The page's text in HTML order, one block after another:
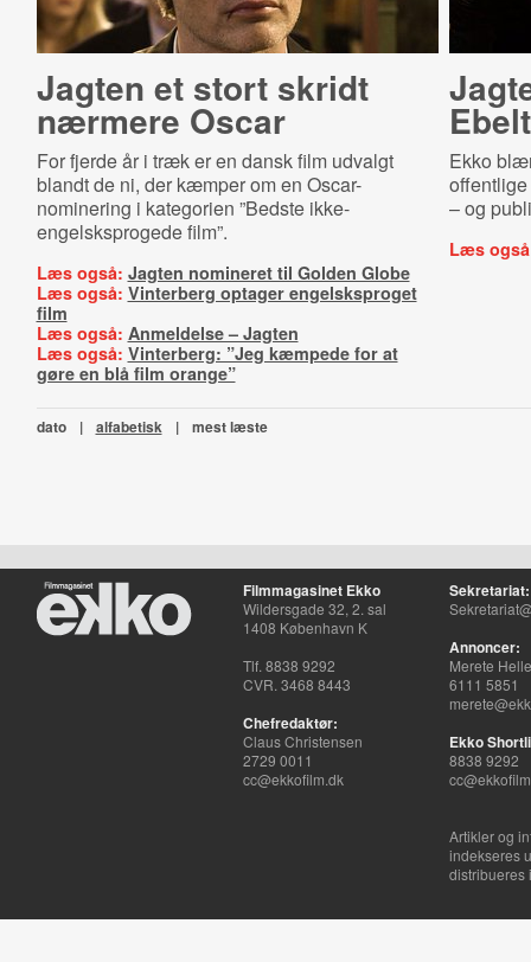
Jagten et stort skridt
nærmere Oscar
For fjerde år i træk er en dansk film udvalgt
blandt de ni, der kæmper om en Oscar-
nominering i kategorien ”Bedste ikke-
engelsksprogede film”.
Læs også: Jagten nomineret til Golden Globe
Læs også: Vinterberg optager engelsksproget
film
Læs også: Anmeldelse – Jagten
Læs også: Vinterberg: ”Jeg kæmpede for at
gøre en blå film orange”
Ekko
– og
Læs
dato | alfabetisk | mest læste
Filmmagasinet Ekko
Wildersgade 32, 2. sal
1408 København K
Tlf. 8838 9292
CVR. 3468 8443
Chefredaktør:
Claus Christensen
2729 0011
cc@ekkofilm.dk
Sekretariat:
Annoncer:
Merete
6111 5851
Ekko
8838 9292
Artikler og
indekseres
distribueres